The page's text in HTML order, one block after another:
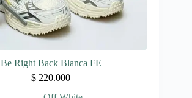
Be Right Back Blanca FE
$ 220.000